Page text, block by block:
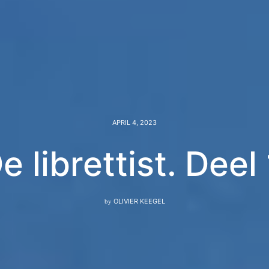
APRIL 4, 2023
librettist. Deel
by OLIVIER KEEGEL